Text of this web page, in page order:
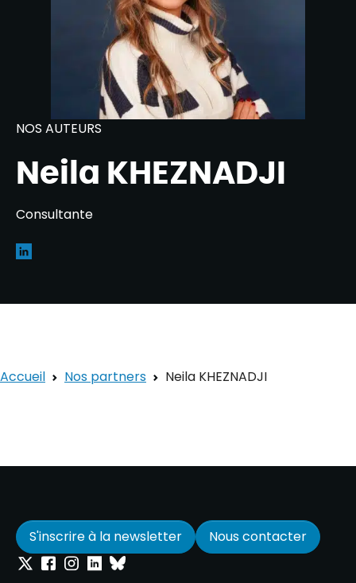
NOS AUTEURS
Neila KHEZNADJI
Consultante
Accueil Nos partners Neila KHEZNADJI
S'inscrire à la newsletter Nous contacter
Onepoint sur Twitter
Onepoint sur Facebook
Onepoint sur Instagram
Onepoint sur Linkedin
Onepoint sur Bluesky